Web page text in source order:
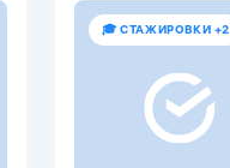
🎓 СТАЖИРОВКИ +2